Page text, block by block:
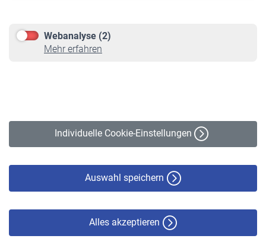
Webanalyse (2)
Mehr erfahren
Individuelle Cookie-Einstellungen
Auswahl speichern
Alles akzeptieren
Online-Rechner
VBLnewsletter
Erklärung zur Barrierefreiheit
© VBL 2026